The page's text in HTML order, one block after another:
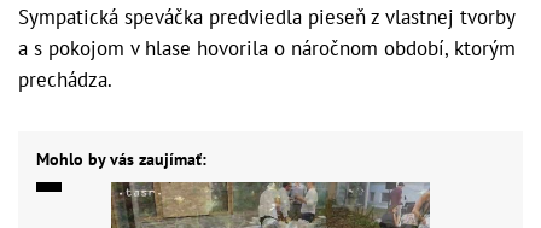
Sympatická speváčka predviedla pieseň z vlastnej tvorby
a s pokojom v hlase hovorila o náročnom období, ktorým
prechádza.
Mohlo by vás zaujímať: